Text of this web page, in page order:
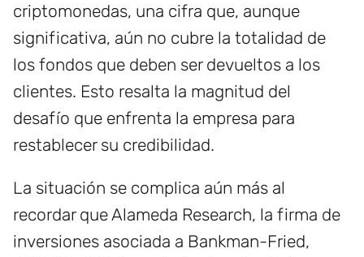
criptomonedas, una cifra que, aunque
significativa, aún no cubre la totalidad de
los fondos que deben ser devueltos a los
clientes. Esto resalta la magnitud del
desafío que enfrenta la empresa para
restablecer su credibilidad.
La situación se complica aún más al
recordar que Alameda Research, la firma de
inversiones asociada a Bankman-Fried,